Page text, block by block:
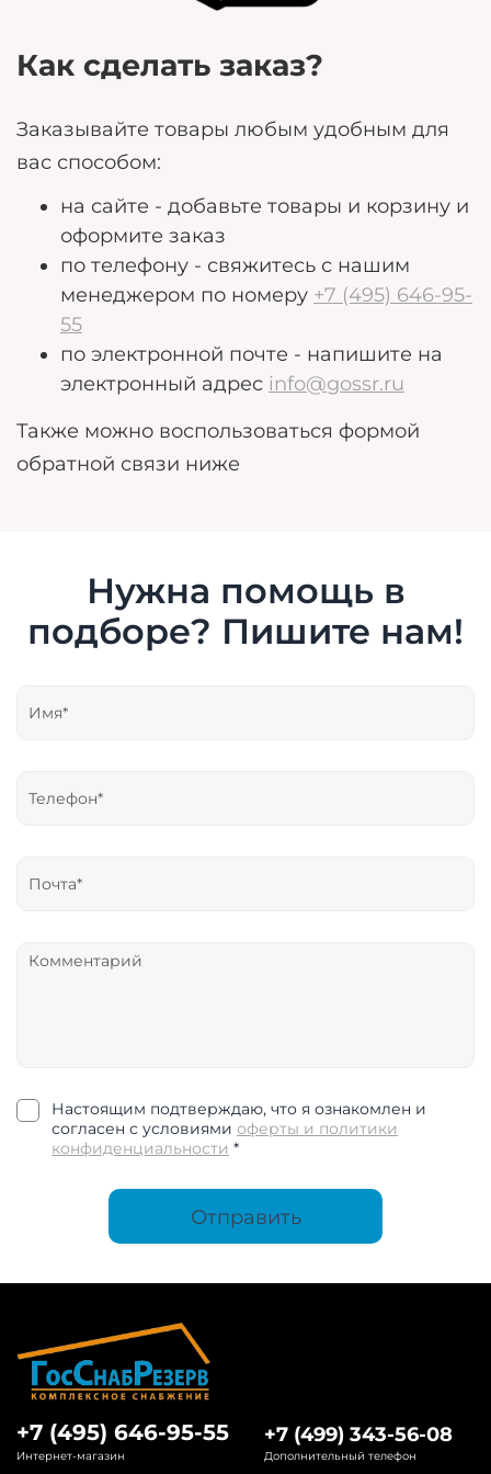
Как сделать заказ?
Заказывайте товары любым удобным для
вас способом:
на сайте - добавьте товары и корзину и
оформите заказ
по телефону - свяжитесь с нашим
менеджером по номеру +7 (495) 646-95-
55
по электронной почте - напишите на
электронный адрес info@gossr.ru
Также можно воспользоваться формой
обратной связи ниже
Нужна помощь в
подборе? Пишите нам!
Настоящим подтверждаю, что я ознакомлен и
согласен с условиямиоферты и политики
конфиденциальности *
Отправить
+7 (495) 646-95-55
Интернет-магазин
+7 (499) 343-56-08
Дополнительный телефон